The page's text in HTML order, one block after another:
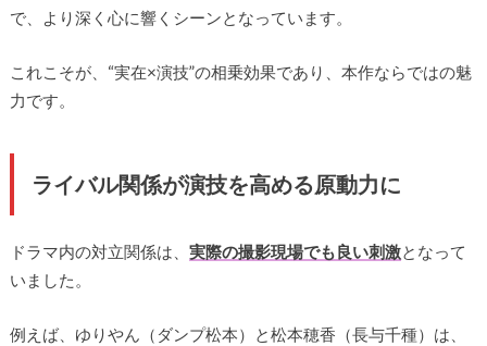
で、より深く心に響くシーンとなっています。
これこそが、“実在×演技”の相乗効果であり、本作ならではの魅
力です。
ライバル関係が演技を高める原動力に
ドラマ内の対立関係は、 実際の撮影現場でも良い刺激となって
いました。
例えば、ゆりやん（ダンプ松本）と松本穂香（長与千種）は、